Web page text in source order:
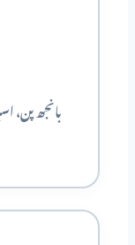
بانجھ پن،